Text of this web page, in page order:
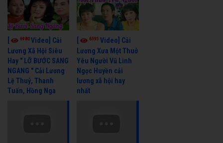
6980Video] Cải
Lương Xã Hội Siêu
Hay " LỠ BƯỚC SANG
NGANG " Cải Lương
Lệ Thuỷ, Thanh
Tuấn, Hồng Nga
6395Video] Cải
Lương Xưa Một Thuở
Yêu Người Vũ Linh
Ngọc Huyền cải
lương xã hội hay
nhất